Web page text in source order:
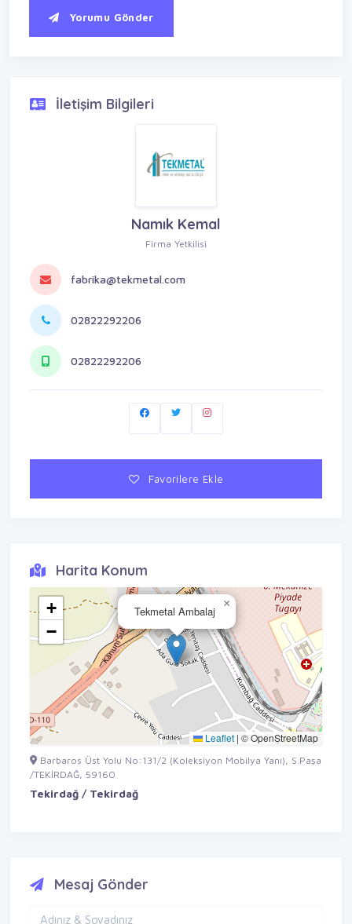
Yorumu Gönder
İletişim Bilgileri
Namık Kemal
Firma Yetkilisi
fabrika@tekmetal.com
02822292206
02822292206
Favorilere Ekle
Harita Konum
Tekmetal Ambalaj
×
+
−
Leaflet | © OpenStreetMap
Barbaros Üst Yolu No:131/2 (Koleksiyon Mobilya Yanı), S.Paşa
/TEKİRDAĞ, 59160
Tekirdağ / Tekirdağ
Mesaj Gönder